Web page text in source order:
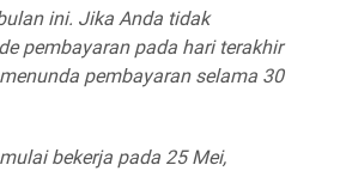
ini. Jika Anda tidak
pembayaran pada hari terakhir
pembayaran selama 30
bekerja pada 25 Mei,